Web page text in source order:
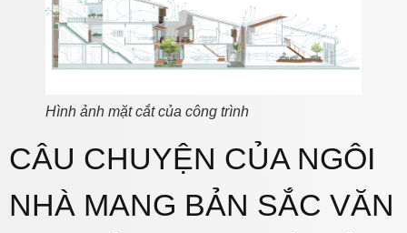
Hình ảnh mặt cắt của công trình
CÂU CHUYỆN CỦA NGÔI
NHÀ MANG BẢN SẮC VĂN